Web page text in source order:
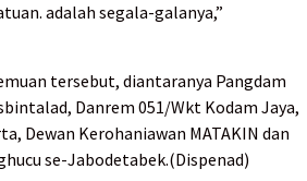
adalah segala-galanya,”
tersebut, diantaranya Pangdam
Danrem 051/Wkt Kodam Jaya,
Dewan Kerohaniawan MATAKIN dan
se-Jabodetabek.(Dispenad)